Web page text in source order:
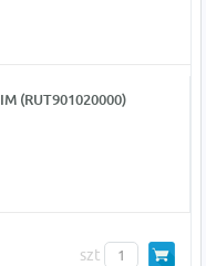
(RUT901020000)
szt